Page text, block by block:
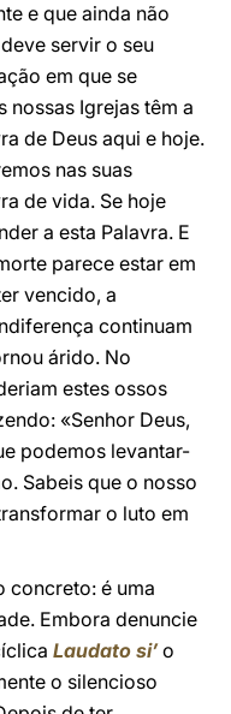
e que ainda não
servir o seu
em que se
nossas Igrejas têm a
de Deus aqui e hoje.
nas suas
de vida. Se hoje
a esta Palavra. E
parece estar em
vencido, a
continuam
árido. No
estes ossos
«Senhor Deus,
podemos levantar-
Sabeis que o nosso
o luto em
concreto: é uma
Embora denuncie
Laudato si’o
o silencioso